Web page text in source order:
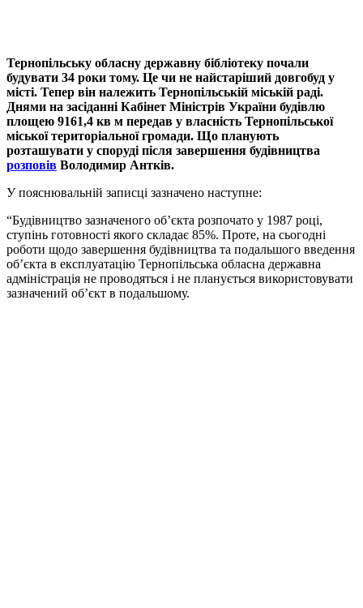
Тернопільську обласну державну бібліотеку почали
будувати 34 роки тому. Це чи не найстаріший довгобуд у
місті. Тепер він належить Тернопільській міській раді.
Днями на засіданні Кабінет Міністрів України будівлю
площею 9161,4 кв м передав у власність Тернопільської
міської територіальної громади. Що планують
розташувати у споруді після завершення будівництва
розповів Володимир Антків.
У пояснювальній записці зазначено наступне:
“Будівництво зазначеного об’єкта розпочато у 1987 році,
ступінь готовності якого складає 85%. Проте, на сьогодні
роботи щодо завершення будівництва та подальшого введення
об’єкта в експлуатацію Тернопільська обласна державна
адміністрація не проводяться i не планується використовувати
зазначений об’єкт в подальшому.